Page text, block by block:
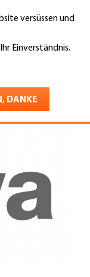
versüssen und
Einverständnis.
DANKE